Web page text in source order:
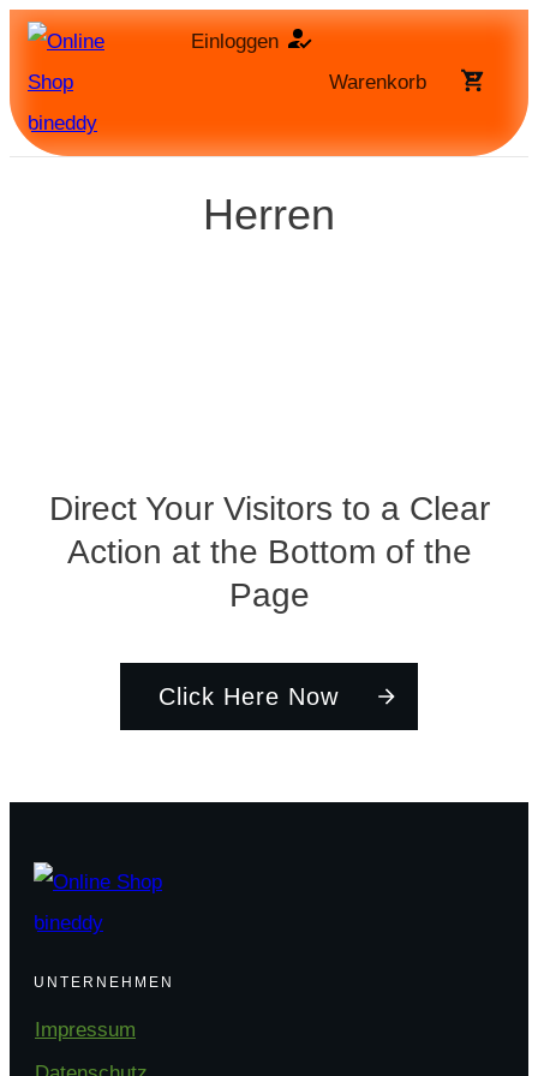
Einloggen
Warenkorb
Herren
Direct Your Visitors to a Clear
Action at the Bottom of the
Page
Click Here Now
UNTERNEHMEN
Impressum